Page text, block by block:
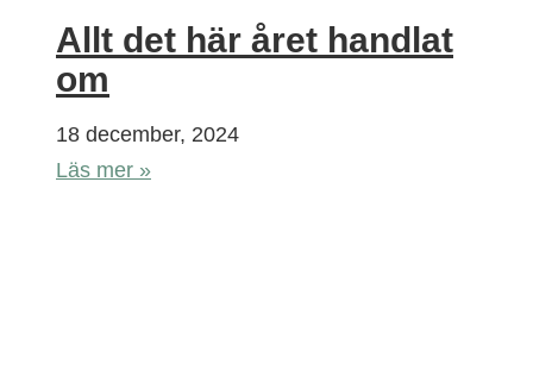
Allt det här året handlat
om
18 december, 2024
Läs mer »